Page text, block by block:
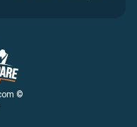
© Ticket-Compare.com